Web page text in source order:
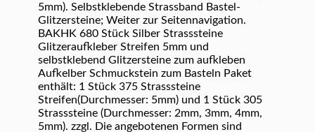
5mm). Selbstklebende Strassband Bastel-
Glitzersteine; Weiter zur Seitennavigation.
BAKHK 680 Stück Silber Strasssteine
Glitzeraufkleber Streifen 5mm und
selbstklebend Glitzersteine zum aufkleben
Aufkelber Schmuckstein zum Basteln Paket
enthält: 1 Stück 375 Strasssteine
Streifen(Durchmesser: 5mm) und 1 Stück 305
Strasssteine (Durchmesser: 2mm, 3mm, 4mm,
5mm). zzgl. Die angebotenen Formen sind